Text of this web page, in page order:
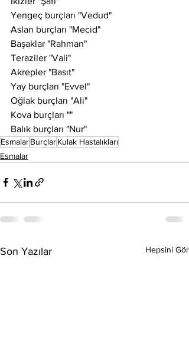
Yengeç burçları "Vedud"
Aslan burçları "Mecid"
Başaklar "Rahman"
Teraziler "Vali"
Akrepler "Basıt"
Yay burçları "Evvel"
Oğlak burçları "Ali"
Kova burçları ""
Balık burçları "Nur"
EsmalarBurçlarKulak Hastalıkları
Esmalar
Son Yazılar Hepsini Gör